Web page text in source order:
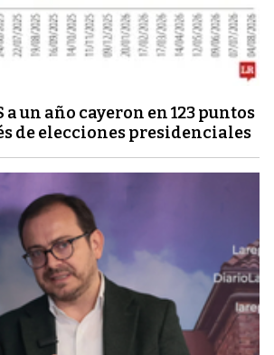
a un año cayeron en 123 puntos
de elecciones presidenciales